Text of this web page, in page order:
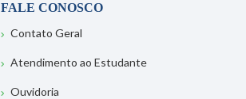
FALE CONOSCO
Contato Geral
Atendimento ao Estudante
Ouvidoria